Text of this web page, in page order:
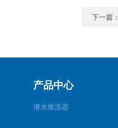
下一篇
产品中心
潜水推流器